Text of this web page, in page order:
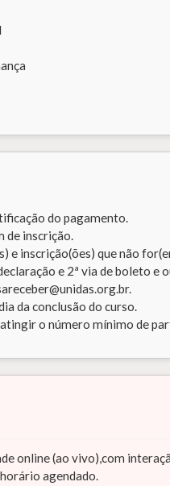
do pagamento.
de inscrição.
e inscrição(ões) que não
e 2ª via de boleto
da conclusão do curso.
o número mínimo de
online (ao vivo),com
agendado.